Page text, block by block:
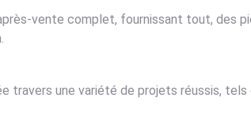
vente complet, fournissant tout, des
travers une variété de projets réussis, tels